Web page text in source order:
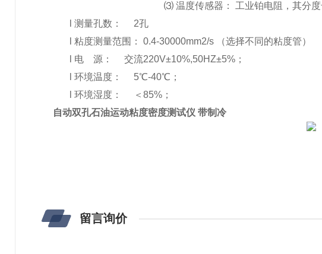
⑶ 温度传感器： 工业铂电阻，其分度
l测量孔数：
2孔
l粘度测量范围：
0.4-30000mm2/s （选择不同的粘度管）
电 源：
交流220V±10%,50HZ±5%；
l环境温度：
5℃-40℃；
l环境湿度：
＜85%；
自动双孔石油运动粘度密度测试仪 带制冷
留言询价